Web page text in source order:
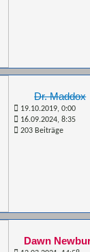
Dr. Maddox
19.10.2019, 0:00
16.09.2024, 8:35
203 Beiträge
Dawn